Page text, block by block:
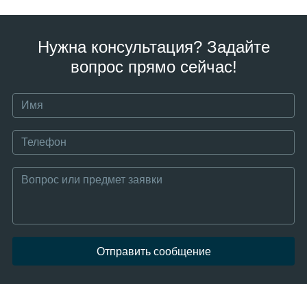
Нужна консультация? Задайте
вопрос прямо сейчас!
Отправить сообщение